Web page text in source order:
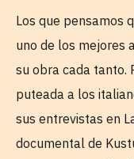
Los que pensamos
uno de los mejores
su obra cada tanto.
puteada a los
sus entrevistas en
documental de